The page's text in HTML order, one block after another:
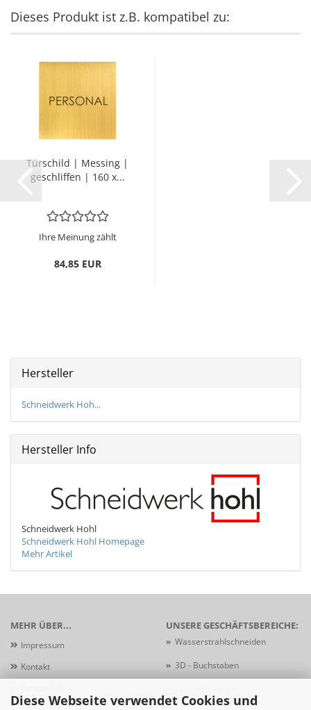
Diese Webseite verwendet Cookies und
Dieses Produkt ist z.B. kompatibel zu:
Tür­schild | Mes­sing |
ge­schlif­fen | 160 x...
Ihre Meinung zählt
84,85 EUR
Hersteller
Schneidwerk Hoh...
Hersteller Info
Schneidwerk Hohl
Schneidwerk Hohl Homepage
Mehr Artikel
MEHR ÜBER...
Impressum
Kontakt
Zahlungsbedingungen
UNSERE GESCHÄFTSBEREICHE:
» Wasserstrahlschneiden
» 3D - Buchstaben